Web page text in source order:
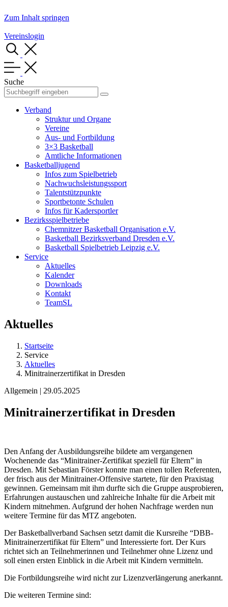
Zum Inhalt springen
Vereinslogin
Suche
Verband
Struktur und Organe
Vereine
Aus- und Fortbildung
3×3 Basketball
Amtliche Informationen
Basketballjugend
Infos zum Spielbetrieb
Nachwuchsleistungssport
Talentstützpunkte
Sportbetonte Schulen
Infos für Kadersportler
Bezirksspielbetriebe
Chemnitzer Basketball Organisation e.V.
Basketball Bezirksverband Dresden e.V.
Basketball Spielbetrieb Leipzig e.V.
Service
Aktuelles
Kalender
Downloads
Kontakt
TeamSL
Aktuelles
Startseite
Service
Aktuelles
Minitrainerzertifikat in Dresden
Allgemein | 29.05.2025
Minitrainerzertifikat in Dresden
Den Anfang der Ausbildungsreihe bildete am vergangenen
Wochenende das “Minitrainer-Zertifikat speziell für Eltern” in
Dresden. Mit Sebastian Förster konnte man einen tollen Referenten,
der frisch aus der Minitrainer-Offensive startete, für den Praxistag
gewinnen. Gemeinsam mit ihm durfte sich die Gruppe ausprobieren,
Erfahrungen austauschen und zahlreiche Inhalte für die Arbeit mit
Kindern mitnehmen. Aufgrund der hohen Nachfrage werden nun
weitere Termine für das MTZ angeboten.
Der Basketballverband Sachsen setzt damit die Kursreihe “DBB-
Minitrainerzertifikat für Eltern” und Interessierte fort. Der Kurs
richtet sich an Teilnehmerinnen und Teilnehmer ohne Lizenz und
soll einen ersten Einblick in die Arbeit mit Kindern vermitteln.
Die Fortbildungsreihe wird nicht zur Lizenzverlängerung anerkannt.
Die weiteren Termine sind: